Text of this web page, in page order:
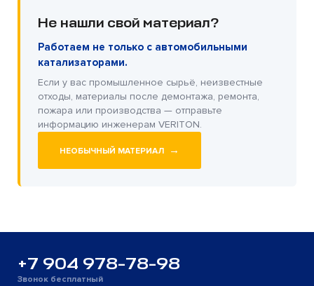
Не нашли свой материал?
Работаем не только с автомобильными
катализаторами.
Если у вас промышленное сырьё, неизвестные
отходы, материалы после демонтажа, ремонта,
пожара или производства — отправьте
информацию инженерам VERITON.
НЕОБЫЧНЫЙ МАТЕРИАЛ →
+7 904 978-78-98
Звонок бесплатный